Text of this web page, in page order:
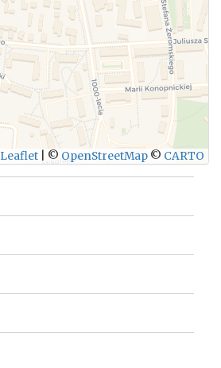
WYŚLIJ
Leaflet © OpenStreetMap © CARTO